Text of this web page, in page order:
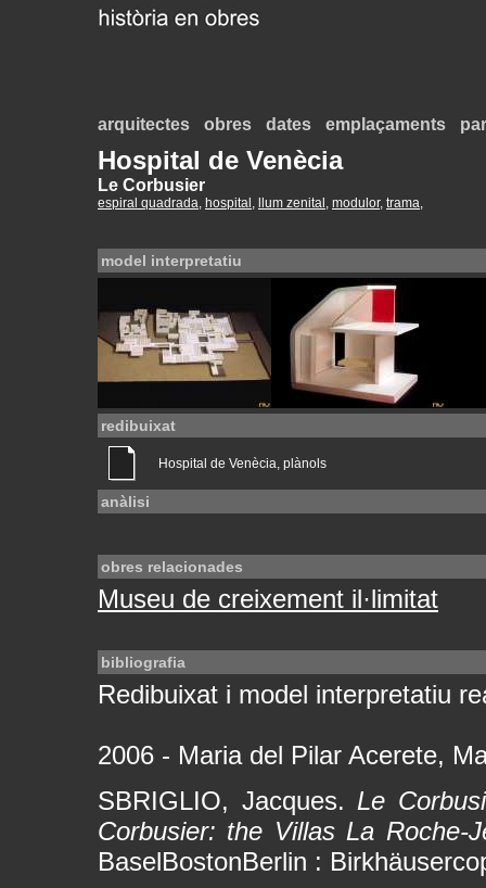
arquitectes obres dates emplaçaments
Hospital de Venècia
Le Corbusier
espiral quadrada, hospital , llum zenital , modulor, trama,
model interpretatiu
redibuixat
Hospital de Venècia, plànols
anàlisi
obres relacionades
Museu de creixement il·limitat
bibliografia
Redibuixat i model interpretatiu
2006 - Maria del Pilar Acerete,
SBRIGLIO, Jacques. Le
Corbusier: the Villas La Roche-
BaselBostonBerlin :